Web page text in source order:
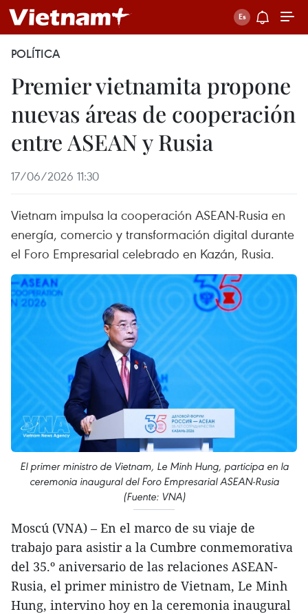
POLÍTICA
Premier vietnamita propone
nuevas áreas de cooperación
entre ASEAN y Rusia
17/06/2026 11:30
Vietnam impulsa la cooperación ASEAN-Rusia en
energía, comercio y transformación digital durante
el Foro Empresarial celebrado en Kazán, Rusia.
El primer ministro de Vietnam, Le Minh Hung, participa en la
ceremonia inaugural del Foro Empresarial ASEAN-Rusia
(Fuente: VNA)
Moscú (VNA) – En el marco de su viaje de
trabajo para asistir a la Cumbre conmemorativa
del 35.º aniversario de las relaciones ASEAN-
Rusia, el primer ministro de Vietnam, Le Minh
Hung, intervino hoy en la ceremonia inaugural